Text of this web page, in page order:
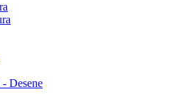
Desene